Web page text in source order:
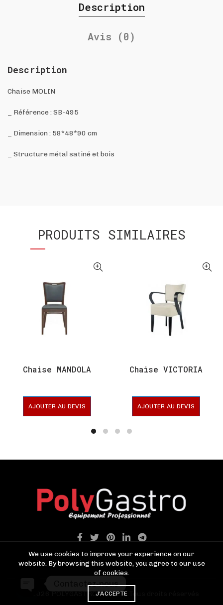
Description
Avis (0)
Description
Chaise MOLIN
_ Référence : SB-495
_ Dimension : 58*48*90 cm
_ Structure métal satiné et bois
PRODUITS SIMILAIRES
Chaise MANDOLA
AJOUTER AU DEVIS
Chaise VICTORIA
AJOUTER AU DEVIS
© 2026POLYGASTRO TANGER. Tous droits réservés
We use cookies to improve your experience on our
website. By browsing this website, you agree to our use
of cookies.
J'ACCEPTE
Contactez-nous